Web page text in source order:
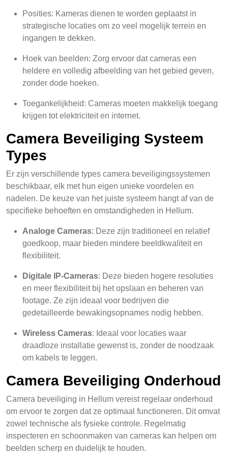
Posities: Kameras dienen te worden geplaatst in
strategische locaties om zo veel mogelijk terrein en
ingangen te dekken.
Hoek van beelden: Zorg ervoor dat cameras een
heldere en volledig afbeelding van het gebied geven,
zonder dode hoeken.
Toegankelijkheid: Cameras moeten makkelijk toegang
krijgen tot elektriciteit en internet.
Camera Beveiliging Systeem
Types
Er zijn verschillende types camera beveiligingssystemen
beschikbaar, elk met hun eigen unieke voordelen en
nadelen. De keuze van het juiste systeem hangt af van de
specifieke behoeften en omstandigheden in Hellum.
Analoge Cameras: Deze zijn traditioneel en relatief
goedkoop, maar bieden mindere beeldkwaliteit en
flexibiliteit.
Digitale IP-Cameras: Deze bieden hogere resoluties
en meer flexibiliteit bij het opslaan en beheren van
footage. Ze zijn ideaal voor bedrijven die
gedetailleerde bewakingsopnames nodig hebben.
Wireless Cameras: Ideaal voor locaties waar
draadloze installatie gewenst is, zonder de noodzaak
om kabels te leggen.
Camera Beveiliging Onderhoud
Camera beveiliging in Hellum vereist regelaar onderhoud
om ervoor te zorgen dat ze optimaal functioneren. Dit omvat
zowel technische als fysieke controle. Regelmatig
inspecteren en schoonmaken van cameras kan helpen om
beelden scherp en duidelijk te houden.